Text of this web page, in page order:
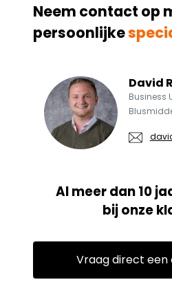
Neem contact op
persoonlijke
David
Business
Al meer dan 10
bij onze
Vraag direct